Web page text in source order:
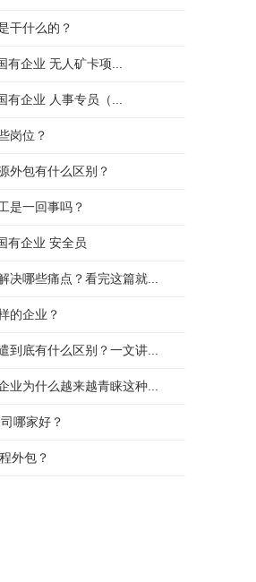
干什么的？
有企业 无人矿卡项...
有企业 人事专员（...
岗位？
外包有什么区别？
是一回事吗？
有企业 安全员
决哪些痛点？看完这篇就...
的企业？
到底有什么区别？一文讲...
业为什么越来越青睐这种...
哪家好？
外包？